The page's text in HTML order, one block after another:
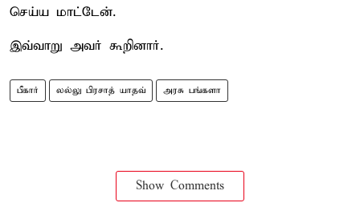
செய்ய மாட்டேன்.
இவ்வாறு அவர் கூறினார்.
பீகார் லல்லு பிரசாத் யாதவ் அரசு பங்களா
Show Comments